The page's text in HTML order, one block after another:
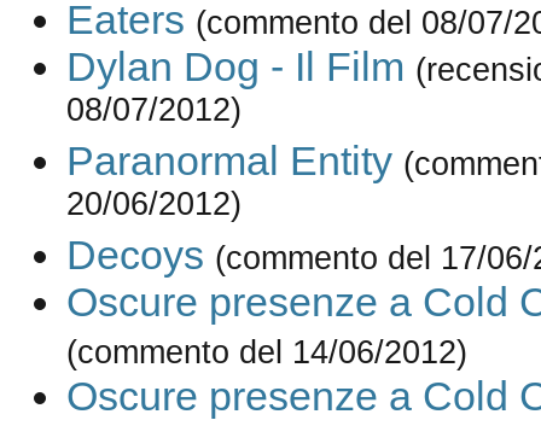
Eaters (commento del 08/07/
Dylan Dog - Il Film
08/07/2012)
Paranormal Entity
20/06/2012)
Decoys (commento del 17/06/
Oscure presenze a Cold
(commento del 14/06/2012)
Oscure presenze a Cold